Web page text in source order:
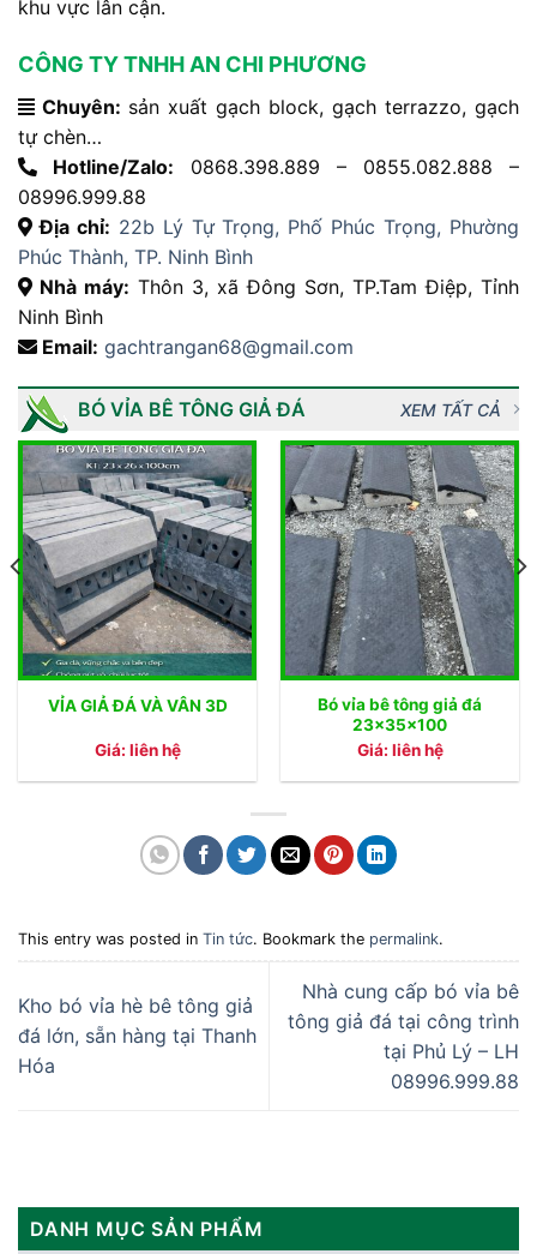
khu vực lân cận.
CÔNG TY TNHH AN CHI PHƯƠNG
Chuyên: sản xuất gạch block, gạch terrazzo, gạch
tự chèn…
Hotline/Zalo: 0868.398.889 – 0855.082.888 –
08996.999.88
Địa chỉ: 22b Lý Tự Trọng, Phố Phúc Trọng, Phường
Phúc Thành, TP. Ninh Bình
Nhà máy: Thôn 3, xã Đông Sơn, TP.Tam Điệp, Tỉnh
Ninh Bình
Email: gachtrangan68@gmail.com
BÓ VỈA BÊ TÔNG GIẢ ĐÁ XEM TẤT CẢ
VỈA GIẢ ĐÁ VÀ VÂN 3D
Giá: liên hệ
Bó vỉa bê tông giả đá
23x35x100
Giá: liên hệ
This entry was posted in Tin tức. Bookmark the permalink.
Kho bó vỉa hè bê tông giả
đá lớn, sẵn hàng tại Thanh
Hóa
Nhà cung cấp bó vỉa bê
tông giả đá tại công trình
tại Phủ Lý – LH
08996.999.88
DANH MỤC SẢN PHẨM